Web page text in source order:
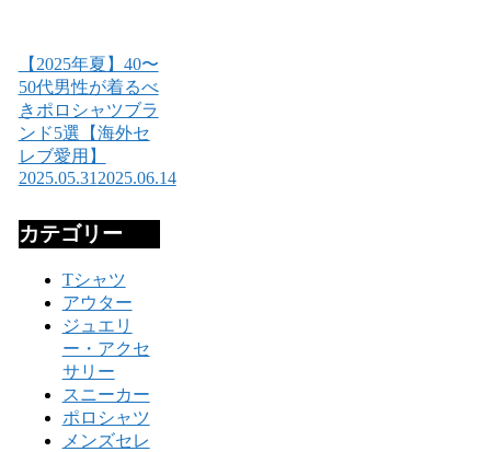
【2025年夏】40〜
50代男性が着るべ
きポロシャツブラ
ンド5選【海外セ
レブ愛用】
2025.05.31 2025.06.14
カテゴリー
Tシャツ
アウター
ジュエリ
ー・アクセ
サリー
スニーカー
ポロシャツ
メンズセレ